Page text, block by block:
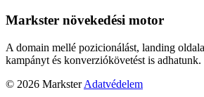
Markster növekedési motor
A domain mellé pozicionálást, landing
kampányt és konverziókövetést is adhatunk.
© 2026 Markster Adatvédelem